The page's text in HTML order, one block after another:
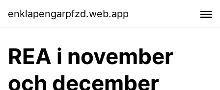
enklapengarpfzd.web.app
REA i november
och december